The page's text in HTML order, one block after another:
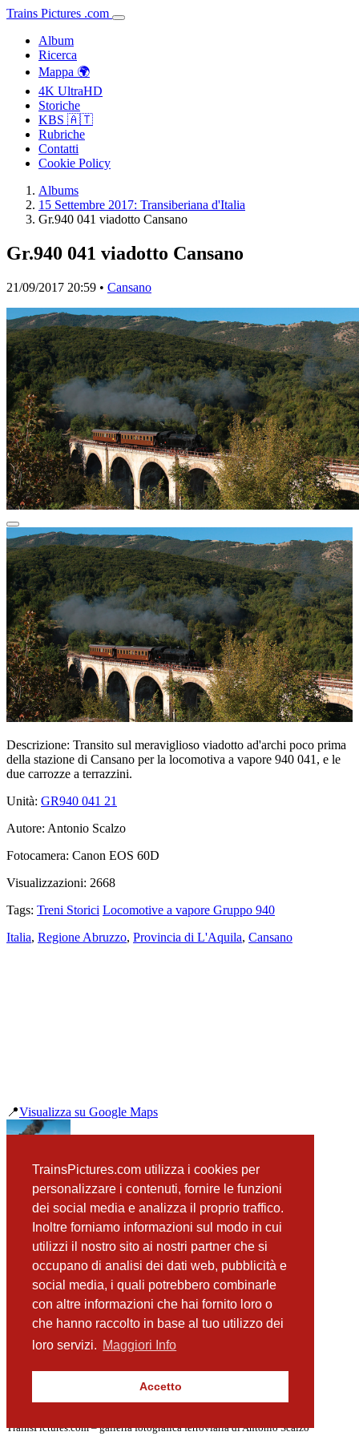
TrainsPictures.com utilizza i cookies per
personalizzare i contenuti, fornire le funzioni
dei social media e analizza il proprio traffico.
Inoltre forniamo informazioni sul modo in cui
utilizzi il nostro sito ai nostri partner che si
occupano di analisi dei dati web, pubblicità e
social media, i quali potrebbero combinarle
con altre informazioni che hai fornito loro o
che hanno raccolto in base al tuo utilizzo dei
loro servizi. Maggiori Info
Accetto
Trains Pictures .com
Album
Ricerca
Mappa 🌍
4K UltraHD
Storiche
KBS 🇦🇹
Rubriche
Contatti
Cookie Policy
Albums
15 Settembre 2017: Transiberiana d'Italia
Gr.940 041 viadotto Cansano
Gr.940 041 viadotto Cansano
21/09/2017 20:59 • Cansano
Descrizione: Transito sul meraviglioso viadotto ad'archi poco prima
della stazione di Cansano per la locomotiva a vapore 940 041, e le
due carrozze a terrazzini.
Unità: GR940 041 21
Autore: Antonio Scalzo
Fotocamera: Canon EOS 60D
Visualizzazioni: 2668
Tags: Treni Storici Locomotive a vapore Gruppo 940
Italia, Regione Abruzzo, Provincia di L'Aquila, Cansano
📍Visualizza su Google Maps
precedente
Gr.940 041 Sulmona Introdaqua
successiva
Gr.940 041 Cansano
📸 Fotografie scattate nei dintorniVedi tutte ➔
D343 1030 e D345 1118 Cansano
(10 m)
Gr.940 041 Viadotto Cansano dal basso
D345 1118 Cansano
TrainsPictures.com – galleria fotografica ferroviaria di Antonio Scalzo